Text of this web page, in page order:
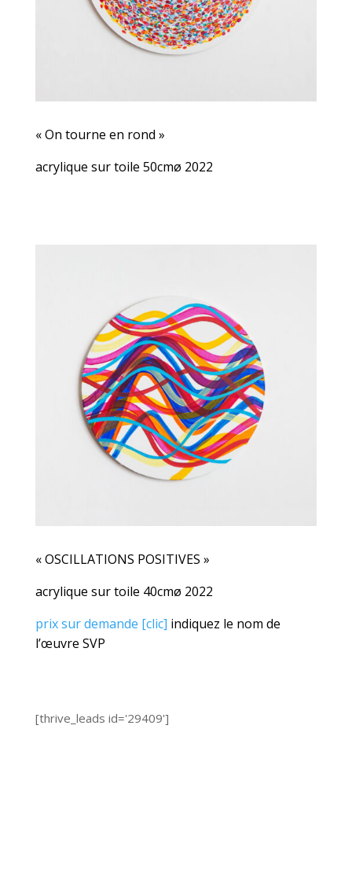
« On tourne en rond »
acrylique sur toile 50cmø 2022
« OSCILLATIONS POSITIVES »
acrylique sur toile 40cmø 2022
prix sur demande [clic] indiquez le nom de
l’œuvre SVP​​​​​​​​
[thrive_leads id='29409']